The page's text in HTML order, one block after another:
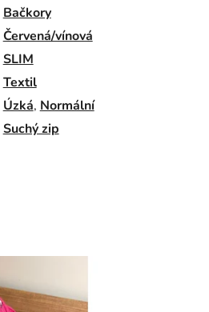
Bačkory
Červená/vínová
SLIM
Textil
Úzká, Normální
Suchý zip